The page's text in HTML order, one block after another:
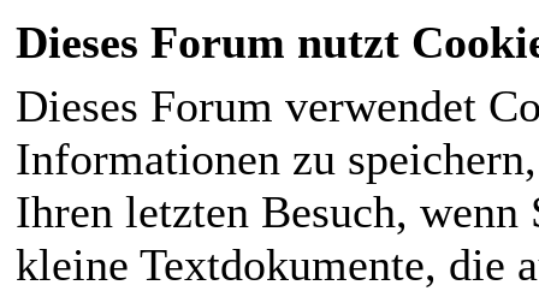
Dieses Forum nutzt
Dieses Forum verwendet
Informationen zu
Ihren letzten Besuch,
kleine Textdokumente, die